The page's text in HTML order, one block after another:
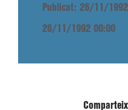
Publicat: 26/11/
26/11/1992 00:00